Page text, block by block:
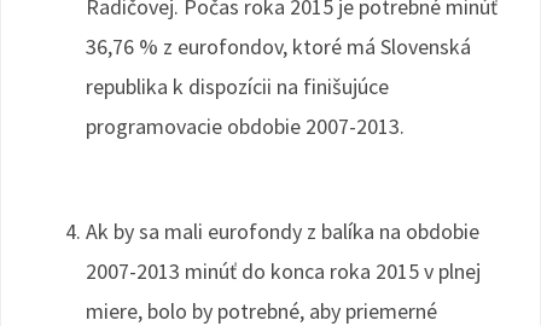
Radičovej. Počas roka 2015 je potrebné minúť
36,76 % z eurofondov, ktoré má Slovenská
republika k dispozícii na finišujúce
programovacie obdobie 2007-2013.
Ak by sa mali eurofondy z balíka na obdobie
2007-2013 minúť do konca roka 2015 v plnej
miere, bolo by potrebné, aby priemerné